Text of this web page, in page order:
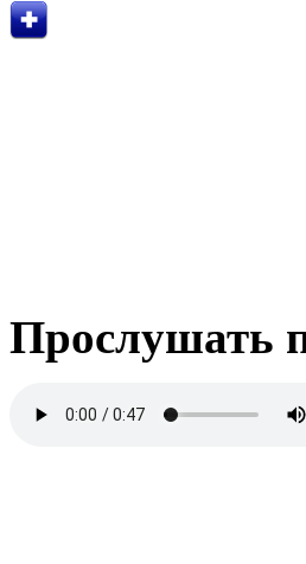
Прослушать